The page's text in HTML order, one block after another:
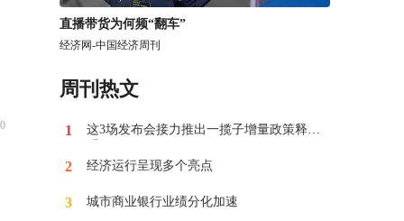
0
​直播带货为何频“翻车”
经济网-中国经济周刊
周刊热文
1
这3场发布会接力推出一揽子增量政策释放
2 经济运行呈现多个亮点
3 ​城市商业银行业绩分化加速